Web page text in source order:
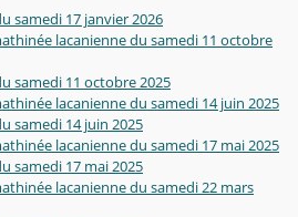
samedi 17 janvier 2026
lacanienne du samedi 11 octobre
samedi 11 octobre 2025
lacanienne du samedi 14 juin 2025
samedi 14 juin 2025
lacanienne du samedi 17 mai 2025
samedi 17 mai 2025
lacanienne du samedi 22 mars